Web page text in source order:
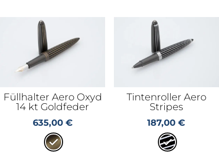
Füllhalter Aero Oxyd
14 kt Goldfeder
635,00 €
Tintenroller Aero
Stripes
187,00€